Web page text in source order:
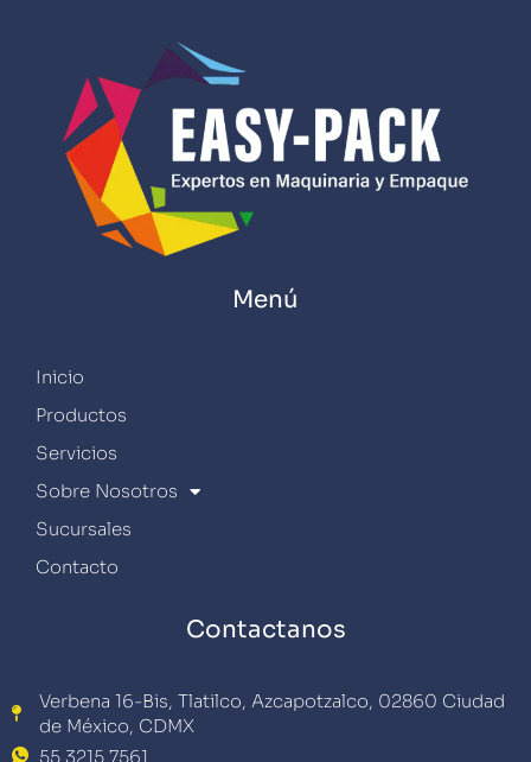
Menú
Inicio
Productos
Servicios
Sobre Nosotros
Sucursales
Contacto
Contactanos
Verbena 16-Bis, Tlatilco, Azcapotzalco, 02860 Ciudad
de México, CDMX
55 3215 7561